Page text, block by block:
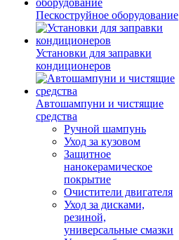
Пескоструйное оборудование
Установки для заправки
кондиционеров
Автошампуни и чистящие
средства
Ручной шампунь
Уход за кузовом
Защитное
нанокерамическое
покрытие
Очистители двигателя
Уход за дисками,
резиной,
универсальные смазки